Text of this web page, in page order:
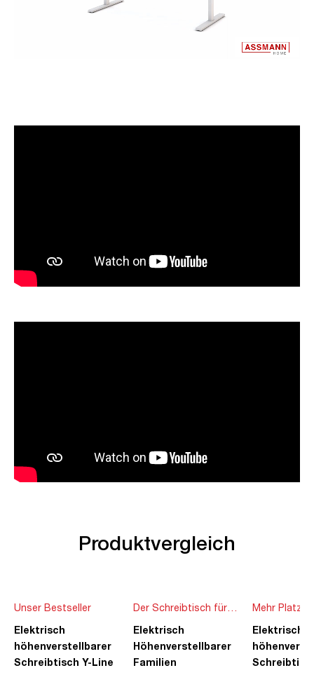
Produktvergleich
Unser Bestseller
Elektrisch
höhenverstellbarer
Schreibtisch Y-Line
Der Schreibtisch für
die ganze Familie
Elektrisch
Höhenverstellbarer
Familien
Mehr Platz
Ideen
Elektrisch